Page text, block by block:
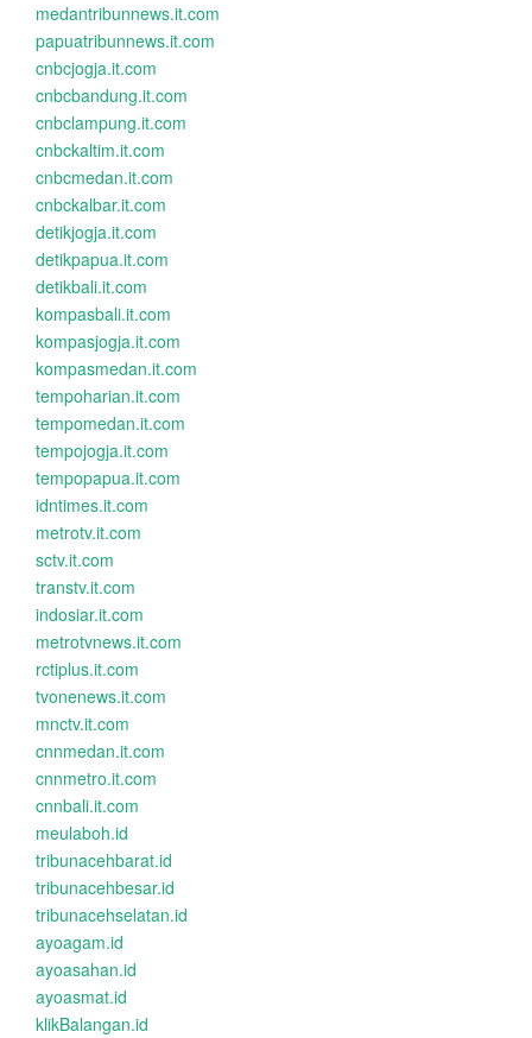
medantribunnews.it.com
papuatribunnews.it.com
cnbcjogja.it.com
cnbcbandung.it.com
cnbclampung.it.com
cnbckaltim.it.com
cnbcmedan.it.com
cnbckalbar.it.com
detikjogja.it.com
detikpapua.it.com
detikbali.it.com
kompasbali.it.com
kompasjogja.it.com
kompasmedan.it.com
tempoharian.it.com
tempomedan.it.com
tempojogja.it.com
tempopapua.it.com
idntimes.it.com
metrotv.it.com
sctv.it.com
transtv.it.com
indosiar.it.com
metrotvnews.it.com
rctiplus.it.com
tvonenews.it.com
mnctv.it.com
cnnmedan.it.com
cnnmetro.it.com
cnnbali.it.com
meulaboh.id
tribunacehbarat.id
tribunacehbesar.id
tribunacehselatan.id
ayoagam.id
ayoasahan.id
ayoasmat.id
klikBalangan.id